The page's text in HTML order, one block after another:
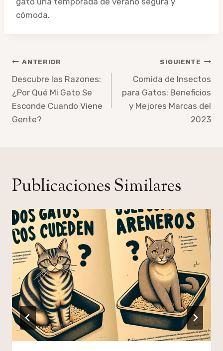
cómoda.
Navegación
de
entradas
ANTERIOR
Descubre las Razones:
¿Por Qué Mi Gato Se
Esconde Cuando Viene
Gente?
SIGUIENTE
Comida de Insectos
para Gatos: Beneficios
y Mejores Marcas del
2023
Publicaciones Similares